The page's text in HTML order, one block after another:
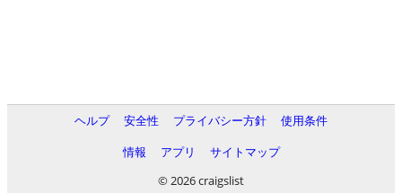
ヘルプ 安全性 プライバシー方針
使用条件
情報
アプリ
サイトマップ
© 2026 craigslist